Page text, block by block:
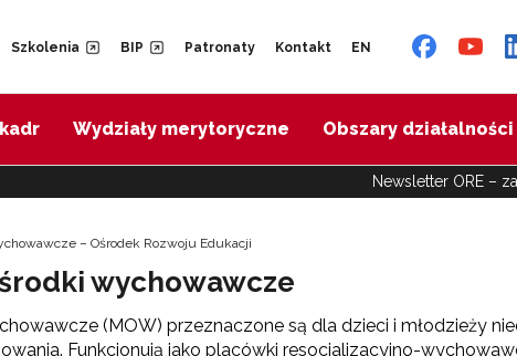
Szkolenia BIP Patronaty Kontakt EN
Wydziały merytoryczne Obszary działalności
Newsletter ORE –
– Ośrodek Rozwoju Edukacji
wychowawcze
(MOW) przeznaczone są dla dzieci i młodzieży
Funkcjonują jako placówki resocjalizacyjno-